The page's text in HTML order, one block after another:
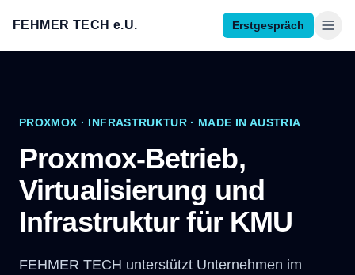
FEHMER TECH e.U. Erstgespräch
PROXMOX · INFRASTRUKTUR · MADE IN AUSTRIA
Proxmox-Betrieb,
Virtualisierung und
Infrastruktur für KMU
FEHMER TECH unterstützt Unternehmen im